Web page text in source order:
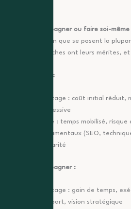
Se faire accompagner ou faire soi-même
C’est la question que se posent la
Les deux approches ont leurs mérites,
Faire soi-même :
Avantage : coût initial réduit,
progressive
Limite : temps mobilisé, risque
fondamentaux (SEO,
régularité
Se faire accompagner :
Avantage : gain de temps,
le départ, vision stratégique